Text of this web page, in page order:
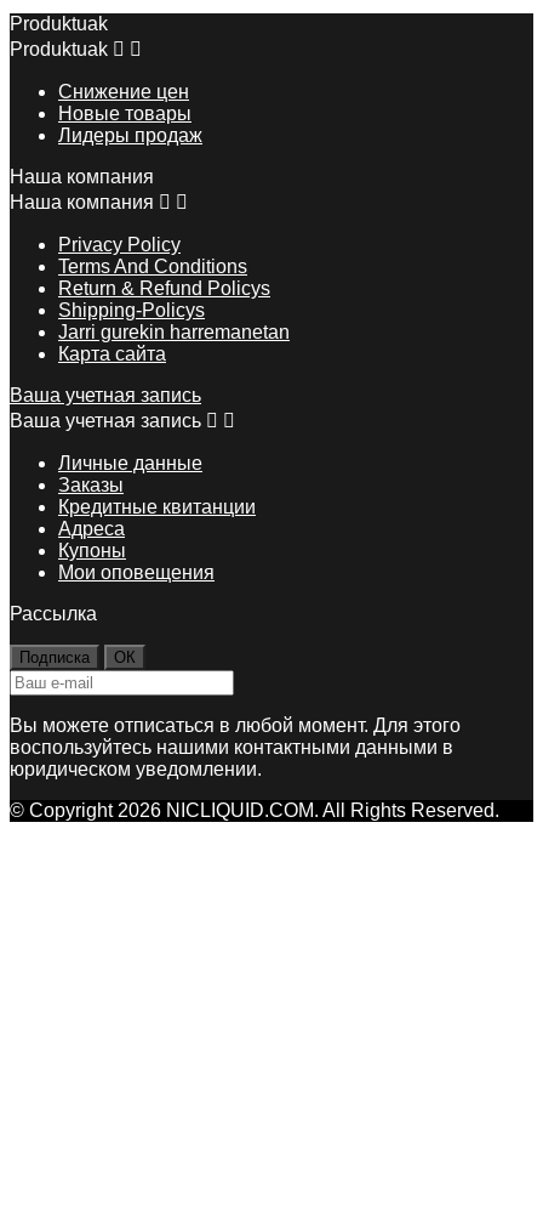
Produktuak
Produktuak  
Снижение цен
Новые товары
Лидеры продаж
Наша компания
Наша компания  
Privacy Policy
Terms And Conditions
Return & Refund Policys
Shipping-Policys
Jarri gurekin harremanetan
Карта сайта
Ваша учетная запись
Ваша учетная запись  
Личные данные
Заказы
Кредитные квитанции
Адреса
Купоны
Мои оповещения
Рассылка
Вы можете отписаться в любой момент. Для этого
воспользуйтесь нашими контактными данными в
юридическом уведомлении.
© Copyright 2026 NICLIQUID.COM. All Rights Reserved.